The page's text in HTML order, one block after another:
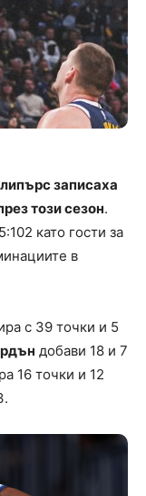
записаха
този сезон.
като гости за
в
с 39 точки и 5
добави 18 и 7
16 точки и 12